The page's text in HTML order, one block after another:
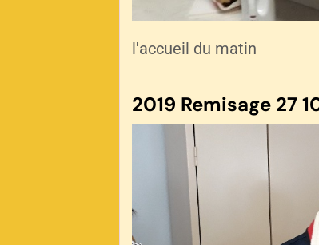
l'accueil du matin
2019 Remisage 27